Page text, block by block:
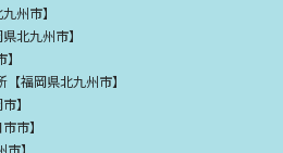
州市】
北九州市】
福岡県北九州市】
】
市】
】